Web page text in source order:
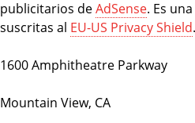
publicitarios deAdSense. Es
suscritas al EU-US Privacy Shield.
1600 Amphitheatre Parkway
Mountain View, CA